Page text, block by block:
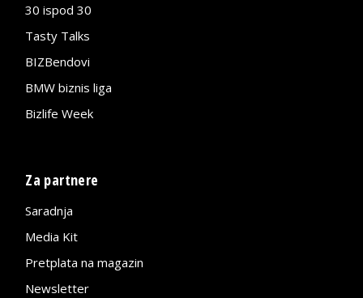
30 ispod 30
Tasty Talks
BIZBendovi
BMW biznis liga
Bizlife Week
Za partnere
Saradnja
Media Kit
Pretplata na magazin
Newsletter